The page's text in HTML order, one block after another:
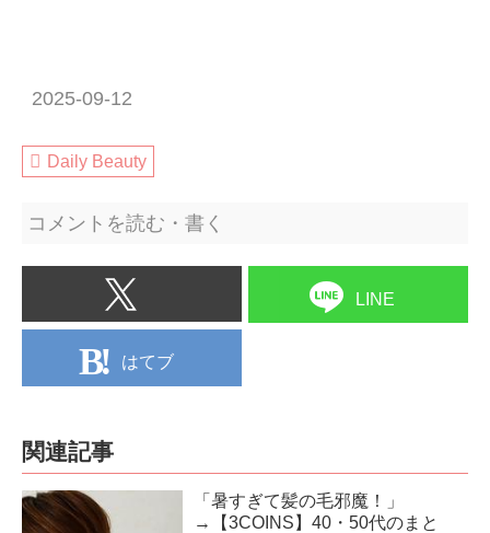
2025-09-12
Daily Beauty
コメントを読む・書く
LINE
はてブ
関連記事
「暑すぎて髪の毛邪魔！」
→【3COINS】40・50代のまと